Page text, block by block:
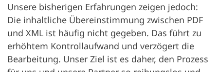
Unsere bisherigen Erfahrungen zeigen jedoch:
Die inhaltliche Übereinstimmung zwischen PDF
und XML ist häufig nicht gegeben. Das führt zu
erhöhtem Kontrollaufwand und verzögert die
Bearbeitung. Unser Ziel ist es daher, den Prozess